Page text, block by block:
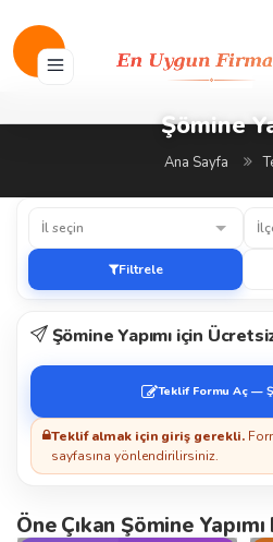
Şömine
Ana Sayfa
İl seçin
Filtrele
Şömine Yapımı için
Teklif Formu Aç —
Teklif almak için giriş gerekli.
sayfasına yönlendirilirsiniz.
Öne Çıkan Şömine